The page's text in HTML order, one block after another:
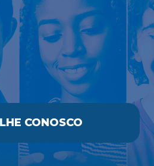
CONOSCO